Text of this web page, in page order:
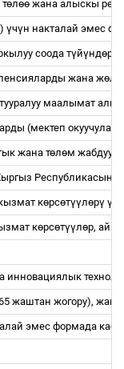
өлөө жана алыскы
үчүн накталай эмес
соода түйүндөр
жана жөл
маалымат
(мектеп
жана төлөм
көрсөтүүлөрү ү
көрсөтүүлөр,
инновациялык
жаштан жогору),
эмес формада